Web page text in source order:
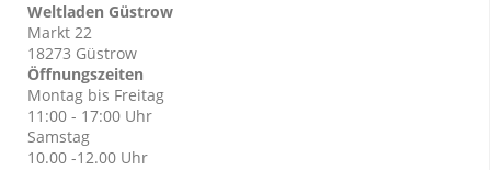
Weltladen Güstrow
Markt 22
18273 Güstrow
Öffnungszeiten
Montag bis Freitag
11:00 - 17:00 Uhr
Samstag
10.00 -12.00 Uhr